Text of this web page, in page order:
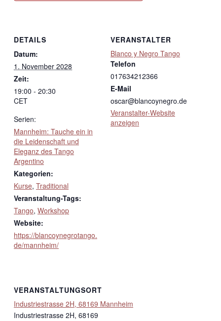
DETAILS
Datum:
1. November 2028
Zeit:
19:00 - 20:30
CET
Serien:
Mannheim: Tauche ein in
die Leidenschaft und
Eleganz des Tango
Argentino
Kategorien:
Kurse, Traditional
Veranstaltung-Tags:
Tango, Workshop
Website:
https://blancoynegrotango.
de/mannheim/
VERANSTALTER
Blanco y Negro Tango
Telefon
017634212366
E-Mail
oscar@blancoynegro.de
Veranstalter-Website
anzeigen
VERANSTALTUNGSORT
Industriestrasse 2H, 68169 Mannheim
Industriestrasse 2H, 68169